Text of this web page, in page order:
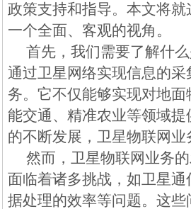
政策支持和指导。本文将
一个全面、客观的视角。
首先，我们需要了解什
通过卫星网络实现信息的
务。它不仅能够实现对地
能交通、精准农业等领域
的不断发展，卫星物联网
然而，卫星物联网业务
面临着诸多挑战，如卫星
据处理的效率等问题。这